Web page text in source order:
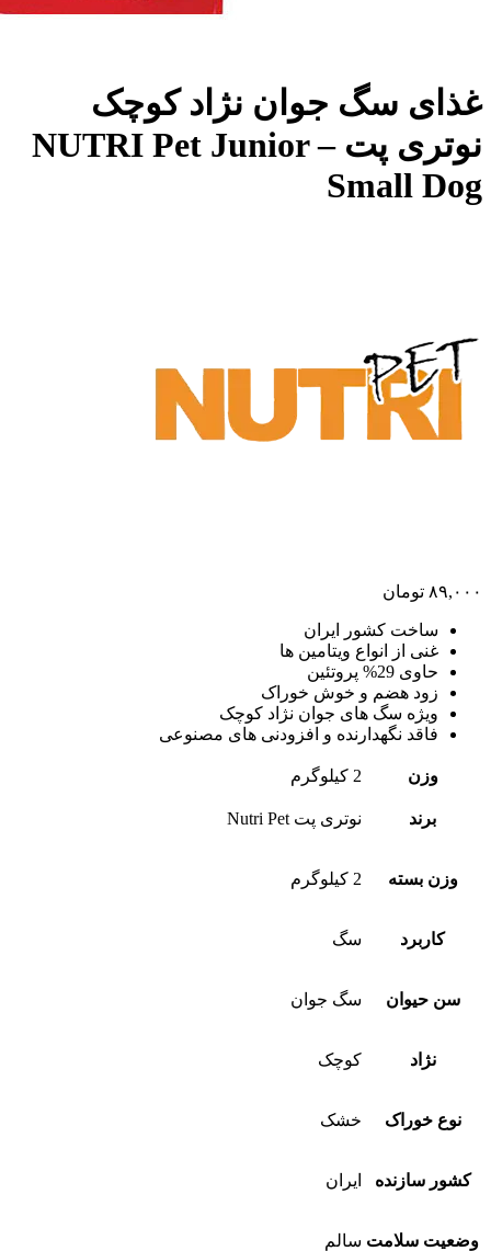
غذای سگ جوان نژاد کوچک
نوتری پت – NUTRI Pet Junior
Small Dog
۸۹,۰۰۰ تومان
ساخت کشور ایران
غنی از انواع ویتامین ها
حاوی 29% پروتئین
زود هضم و خوش خوراک
ویژه سگ های جوان نژاد کوچک
فاقد نگهدارنده و افزودنی های مصنوعی
وزن 2 کیلوگرم
برند نوتری پت Nutri Pet
وزن بسته 2 کیلوگرم
کاربرد سگ
سن حیوان سگ جوان
نژاد کوچک
نوع خوراک خشک
کشور سازنده ایران
وضعیت سلامت سالم